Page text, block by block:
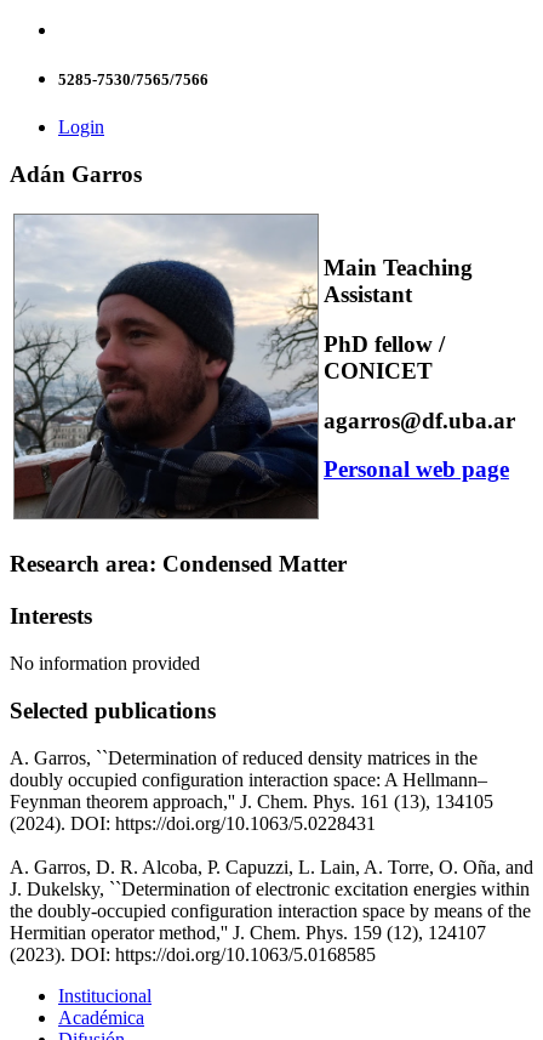
5285-7530/7565/7566
Login
Adán Garros
Main Teaching
Assistant
PhD fellow /
CONICET
agarros@df.uba.ar
Personal web page
Research area: Condensed Matter
Interests
No information provided
Selected publications
A. Garros, ``Determination of reduced density matrices in the
doubly occupied configuration interaction space: A Hellmann–
Feynman theorem approach,'' J. Chem. Phys. 161 (13), 134105
(2024). DOI: https://doi.org/10.1063/5.0228431
A. Garros, D. R. Alcoba, P. Capuzzi, L. Lain, A. Torre, O. Oña, and
J. Dukelsky, ``Determination of electronic excitation energies within
the doubly-occupied configuration interaction space by means of the
Hermitian operator method,'' J. Chem. Phys. 159 (12), 124107
(2023). DOI: https://doi.org/10.1063/5.0168585
Institucional
Académica